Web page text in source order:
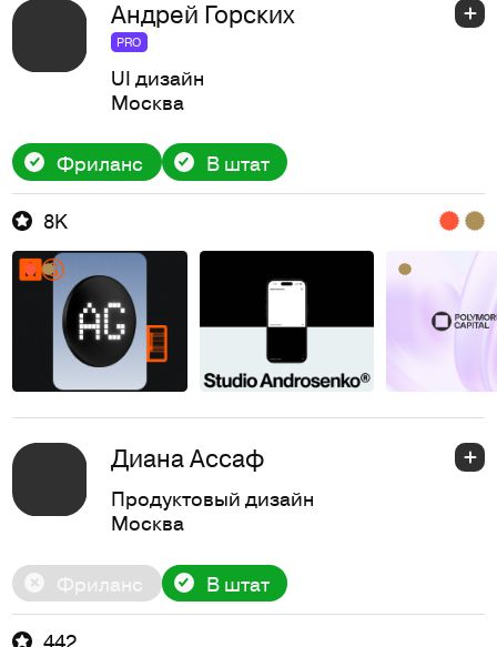
Андрей Горских
PRO
UI дизайн
Москва
Фриланс В штат
8K
Диана Ассаф
Продуктовый дизайн
Москва
Фриланс В штат
442